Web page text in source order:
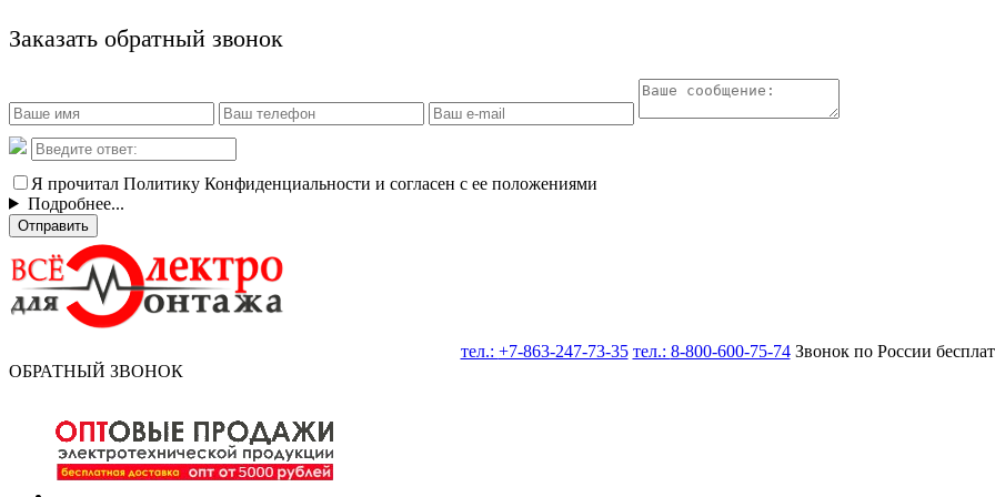
Заказать обратный звонок
Я прочитал Политику Конфиденциальности и согласен с ее положениями
Подробнее...
Отправить
тел.: +7-863-247-73-35 тел.: 8-800-600-75-74Звонок по России
ОБРАТНЫЙ ЗВОНОК